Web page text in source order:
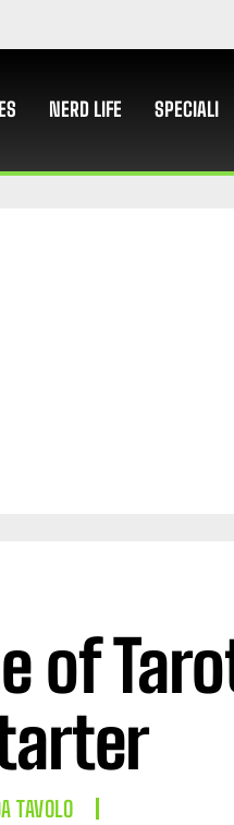
NERD LIFE SPECIALI
of
TAVOLO